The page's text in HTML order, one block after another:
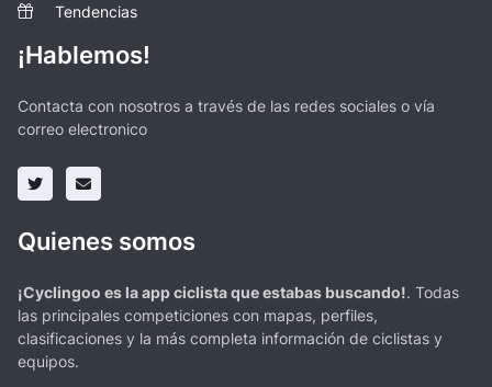
Tendencias
¡Hablemos!
Contacta con nosotros a través de las redes sociales o vía
correo electronico
Quienes somos
¡Cyclingoo es la app ciclista que estabas buscando!. Todas
las principales competiciones con mapas, perfiles,
clasificaciones y la más completa información de ciclistas y
equipos.